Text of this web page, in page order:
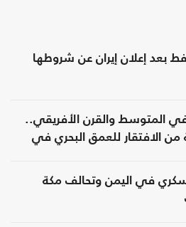
بعد إعلان إيران عن شروطها
المتوسط والقرن الأفريقي..
من الافتقار للعمق البحري في
في اليمن وتحالف مكة